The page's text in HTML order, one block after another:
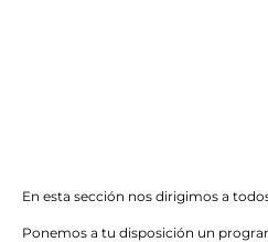
En esta sección nos dirigimos a
Ponemos a tu disposición un